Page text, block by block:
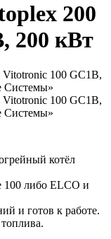
200
200 кВт
котёл
100 либо ELCO и
и готов к работе.